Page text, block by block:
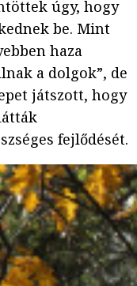
úgy, hogy
be. Mint
haza
a dolgok”, de
játszott, hogy
fejlődését.